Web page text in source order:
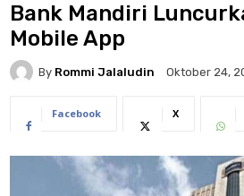
Bank Mandiri
Mobile App
By Rommi Jalaludin Oktober 24,
Facebook X